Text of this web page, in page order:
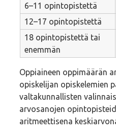
6–11 opintopistettä
12–17 opintopistettä
18 opintopistettä tai
enemmän
Oppiaineen oppimäärän
opiskelijan opiskelemien
valtakunnallisten
arvosanojen
aritmeettisena